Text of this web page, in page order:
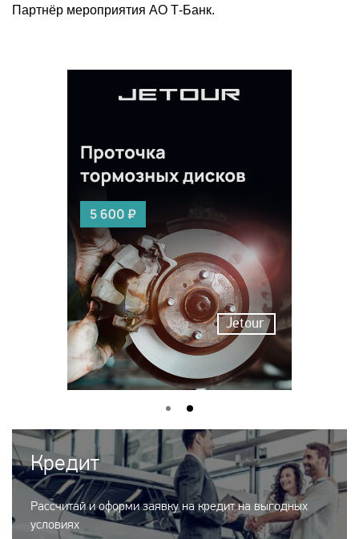
Партнёр мероприятия АО Т-Банк.
Jetour
Кредит
Рассчитай и оформи заявку на кредит на выгодных
условиях